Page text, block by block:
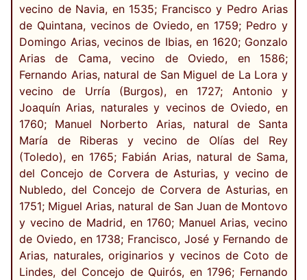
vecino de Navia, en 1535; Francisco y Pedro Arias
de Quintana, vecinos de Oviedo, en 1759; Pedro y
Domingo Arias, vecinos de Ibias, en 1620; Gonzalo
Arias de Cama, vecino de Oviedo, en 1586;
Fernando Arias, natural de San Miguel de La Lora y
vecino de Urría (Burgos), en 1727; Antonio y
Joaquín Arias, naturales y vecinos de Oviedo, en
1760; Manuel Norberto Arias, natural de Santa
María de Riberas y vecino de Olías del Rey
(Toledo), en 1765; Fabián Arias, natural de Sama,
del Concejo de Corvera de Asturias, y vecino de
Nubledo, del Concejo de Corvera de Asturias, en
1751; Miguel Arias, natural de San Juan de Montovo
y vecino de Madrid, en 1760; Manuel Arias, vecino
de Oviedo, en 1738; Francisco, José y Fernando de
Arias, naturales, originarios y vecinos de Coto de
Lindes, del Concejo de Quirós, en 1796; Fernando